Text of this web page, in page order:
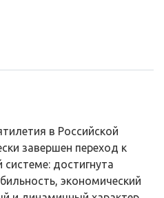
в Российской
завершен переход к
достигнута
экономический